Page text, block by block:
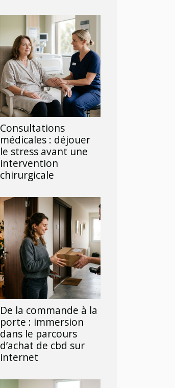
Consultations
médicales : déjouer
le stress avant une
intervention
chirurgicale
De la commande à la
porte : immersion
dans le parcours
d’achat de cbd sur
internet